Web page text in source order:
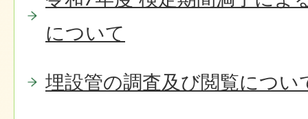
について
埋設管の調査及び閲覧につい